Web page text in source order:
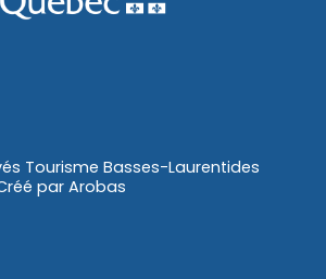
Tourisme Basses-Laurentides
par Arobas